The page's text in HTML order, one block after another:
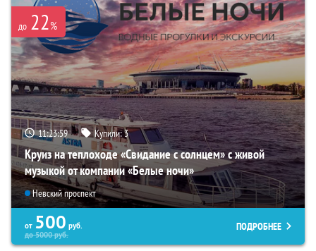
до 22%
11:23:57 Купили:3
Круиз на теплоходе «Свидание с солнцем» с живой
музыкой от компании «Белые ночи»
Невский проспект
от 500 руб.
до5000руб.
ПОДРОБНЕЕ